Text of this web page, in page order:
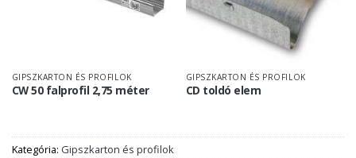
GIPSZKARTON ÉS PROFILOK
CW 50 falprofil 2,75 méter
GIPSZKARTON ÉS PROFILOK
CD toldó elem
Kategória: Gipszkarton és profilok